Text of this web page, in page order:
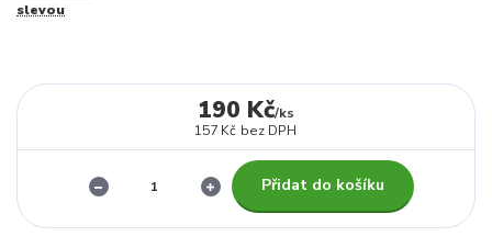
slevou
190 Kč/ks
157 Kč bez DPH
Přidat do košíku